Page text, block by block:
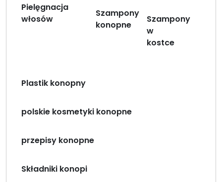
Pielęgnacja
włosów
Szampony
konopne
Szampony
w
kostce
Plastik konopny
polskie kosmetyki konopne
przepisy konopne
Składniki konopi